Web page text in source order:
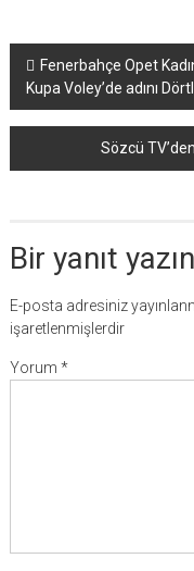
Yazı
dolaşımı
Fenerbahçe Opet
Kupa Voley’de adını
Sözcü
Bir yanıt yazın
E-posta adresiniz
işaretlenmişlerdir
Yorum *